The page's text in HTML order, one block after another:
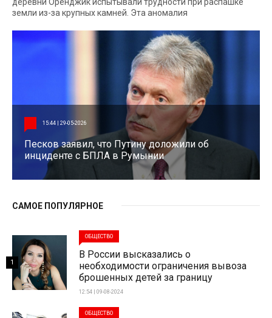
земли из-за крупных камней. Эта аномалия
15:44 | 29-05-2026
Песков заявил, что Путину доложили об
инциденте с БПЛА в Румынии
САМОЕ ПОПУЛЯРНОЕ
ОБЩЕСТВО
В России высказались о
необходимости ограничения вывоза
брошенных детей за границу
12:54 | 09-08-2024
1
ОБЩЕСТВО